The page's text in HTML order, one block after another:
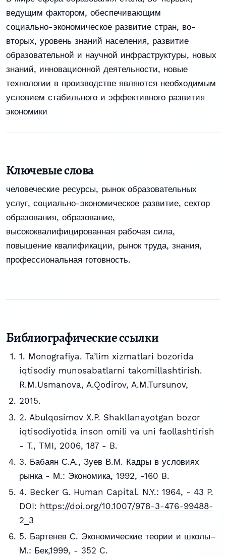
ведущим фактором, обеспечивающим
социально-экономическое развитие стран, во-
вторых, уровень знаний населения, развитие
образовательной и научной инфраструктуры, новых
знаний, инновационной деятельности, новые
технологии в производстве являются необходимым
условием стабильного и эффективного развития
экономики
Ключевые слова
человеческие ресурсы, рынок образовательных
услуг, социально-экономическое развитие, сектор
образования, образование,
высококвалифицированная рабочая сила,
повышение квалификации, рынок труда, знания,
профессиональная готовность.
Библиографические ссылки
1. Monografiya. Ta’lim xizmatlari bozorida
iqtisodiy munosabatlarni takomillashtirish.
R.M.Usmanova, A.Qodirov, A.M.Tursunov,
2015.
2. Abulqosimov X.P. Shakllanayotgan bozor
iqtisodiyotida inson omili va uni faollashtirish
- T., TMI, 2006, 187 - B.
3. Бабаян С.А., Зуев В.М. Кадры в условиях
рынка - М.: Экономика, 1992, -160 B.
4. Becker G. Human Capital. N.Y.: 1964, - 43 P.
DOI: https://doi.org/10.1007/978-3-476-99488-
2_3
5. Бартенев С. Экономические теории и школы–
М.: Бек,1999, - 352 C.